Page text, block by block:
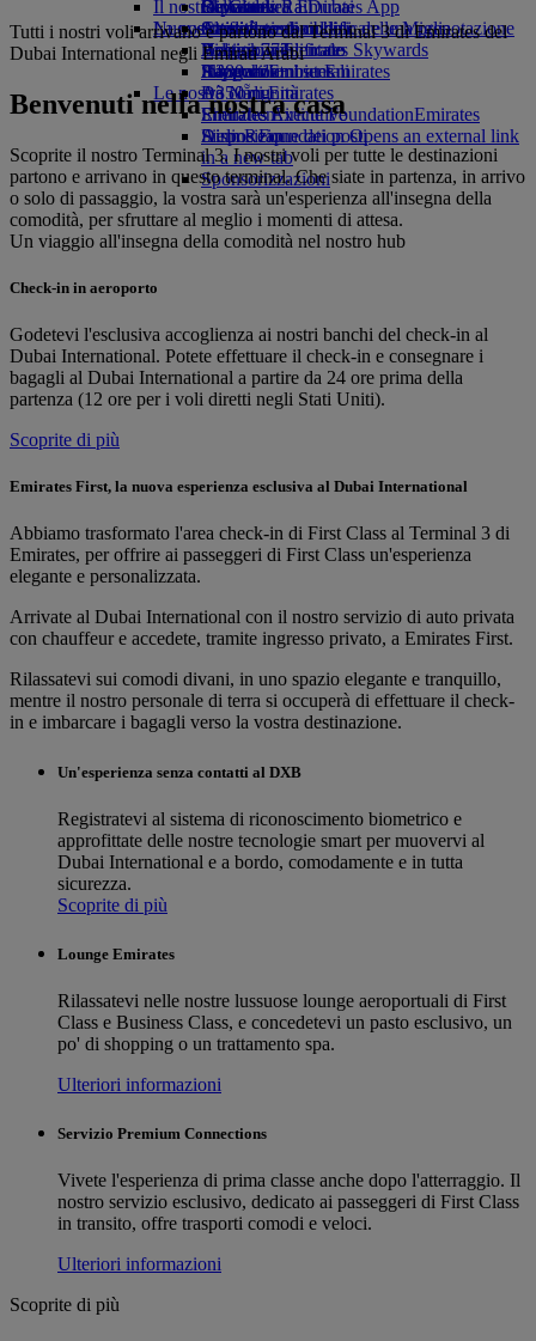
tab
Bevande
La nostra flotta
Boeing 777
A380 di Emirates
A350 di Emirates
Emirates Executive
Disposizione dei posti
Giocattoli
Attività per bambini
Il nostro pianeta
Attività sostenibili
Politica ambientale
Rapporti ambientali
Le nostre comunità
Emirates Airline FoundationEmirates
Airline Foundation Opens an external link
in a new tab
Sponsorizzazioni
Da Ginevra a Dubai
Nuove destinazioni
Helsinki
Hangzhou
Đà Nẵng
Shenzhen
Siem Reap
Skywards Rail
Strumento di calcolo delle Miglia
Accesso a Emirates Skywards
Skywards+
Cellulare ed Emirates App
Cancellare o modificare una prenotazione
Viaggio modificato
Informazioni su Emirates
Tutti i nostri voli arrivano e partono dal Terminal 3 di Emirates del
Dubai International negli Emirati Arabi
Benvenuti nella nostra casa
Scoprite il nostro Terminal 3. I nostri voli per tutte le destinazioni
partono e arrivano in questo terminal. Che siate in partenza, in arrivo
o solo di passaggio, la vostra sarà un'esperienza all'insegna della
comodità, per sfruttare al meglio i momenti di attesa.
Un viaggio all'insegna della comodità nel nostro hub
Check-in in aeroporto
Godetevi l'esclusiva accoglienza ai nostri banchi del check-in al
Dubai International. Potete effettuare il check-in e consegnare i
bagagli al Dubai International a partire da 24 ore prima della
partenza (12 ore per i voli diretti negli Stati Uniti).
Scoprite di più
Emirates First, la nuova esperienza esclusiva al Dubai International
Abbiamo trasformato l'area check-in di First Class al Terminal 3 di
Emirates, per offrire ai passeggeri di First Class un'esperienza
elegante e personalizzata.
Arrivate al Dubai International con il nostro servizio di auto privata
con chauffeur e accedete, tramite ingresso privato, a Emirates First.
Rilassatevi sui comodi divani, in uno spazio elegante e tranquillo,
mentre il nostro personale di terra si occuperà di effettuare il check-
in e imbarcare i bagagli verso la vostra destinazione.
Un'esperienza senza contatti al DXB
Registratevi al sistema di riconoscimento biometrico e
approfittate delle nostre tecnologie smart per muovervi al
Dubai International e a bordo, comodamente e in tutta
sicurezza.
Scoprite di più
Lounge Emirates
Rilassatevi nelle nostre lussuose lounge aeroportuali di First
Class e Business Class, e concedetevi un pasto esclusivo, un
po' di shopping o un trattamento spa.
Ulteriori informazioni
Servizio Premium Connections
Vivete l'esperienza di prima classe anche dopo l'atterraggio. Il
nostro servizio esclusivo, dedicato ai passeggeri di First Class
in transito, offre trasporti comodi e veloci.
Ulteriori informazioni
Scoprite di più